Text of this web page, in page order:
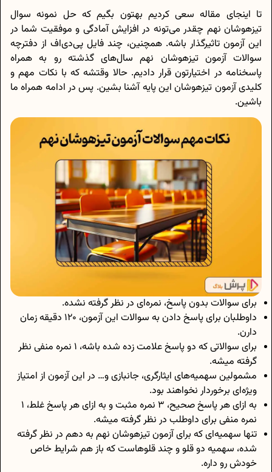
تا اینجای مقاله سعی کردیم بهتون بگیم که حل نمونه سوال
تیزهوشان نهم چقدر می‌تونه در افزایش آمادگی و موفقیت شما در
این آزمون تاثیرگذار باشه. همچنین، چند فایل پی‌دی‌اف از دفترچه
سوالات آزمون تیزهوشان نهم سال‌های گذشته رو به همراه
پاسخنامه در اختیارتون قرار دادیم. حالا وقتشه که با نکات مهم و
کلیدی آزمون تیزهوشان این پایه آشنا بشین. پس در ادامه همراه ما
باشین.
برای سوالات بدون پاسخ، نمره‌ای در نظر گرفته نشده.
داوطلبان برای پاسخ دادن به سوالات این آزمون، 120 دقیقه زمان
دارن.
برای سوالاتی که دو پاسخ علامت زده شده باشه، 1 نمره منفی نظر
گرفته میشه.
مشمولین سهمیه‌های ایثارگری، جانبازی و… در این آزمون از امتیاز
ویژه‌ای برخوردار نخواهند بود.
به ازای هر پاسخ صحیح، 3 نمره مثبت و به ازای هر پاسخ غلط، 1
نمره منفی برای داوطلب در نظر گرفته میشه.
تنها سهمیه‌ای که برای آزمون تیزهوشان نهم به دهم در نظر گرفته
شده، سهمیه دو قلو و چند قلوهاست که باز هم شرایط خاص
خودش رو داره.